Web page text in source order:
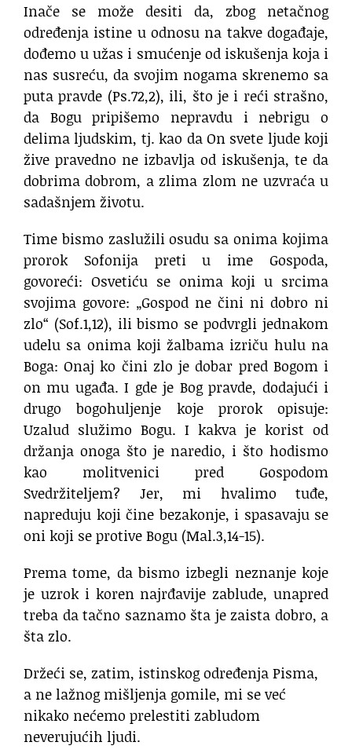
Inače se može desiti da, zbog netačnog
određenja istine u odnosu na takve događaje,
dođemo u užas i smućenje od iskušenja koja i
nas susreću, da svojim nogama skrenemo sa
puta pravde (Ps.72,2), ili, što je i reći strašno,
da Bogu pripišemo nepravdu i nebrigu o
delima ljudskim, tj. kao da On svete ljude koji
žive pravedno ne izbavlja od iskušenja, te da
dobrima dobrom, a zlima zlom ne uzvraća u
sadašnjem životu.
Time bismo zaslužili osudu sa onima kojima
prorok Sofonija preti u ime Gospoda,
govoreći: Osvetiću se onima koji u srcima
svojima govore: „Gospod ne čini ni dobro ni
zlo“ (Sof.1,12), ili bismo se podvrgli jednakom
udelu sa onima koji žalbama izriču hulu na
Boga: Onaj ko čini zlo je dobar pred Bogom i
on mu ugađa. I gde je Bog pravde, dodajući i
drugo bogohuljenje koje prorok opisuje:
Uzalud služimo Bogu. I kakva je korist od
držanja onoga što je naredio, i što hodismo
kao molitvenici pred Gospodom
Svedržiteljem? Jer, mi hvalimo tuđe,
napreduju koji čine bezakonje, i spasavaju se
oni koji se protive Bogu (Mal.3,14-15).
Prema tome, da bismo izbegli neznanje koje
je uzrok i koren najrđavije zablude, unapred
treba da tačno saznamo šta je zaista dobro, a
šta zlo.
Držeći se, zatim, istinskog određenja Pisma,
a ne lažnog mišljenja gomile, mi se već
nikako nećemo prelestiti zabludom
neverujućih ljudi.